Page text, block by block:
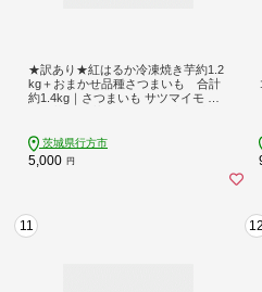
★訳あり★紅はるか冷凍焼き芋約1.2
kg＋おまかせ品種さつまいも 合計
約1.4kg｜さつまいも サツマイモ さ
行方市(EY-26)
茨城県行方市
5,000 円
11 12